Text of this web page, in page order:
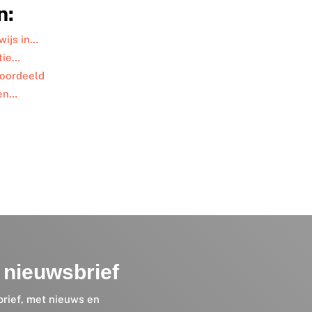
in…
met nieuws en